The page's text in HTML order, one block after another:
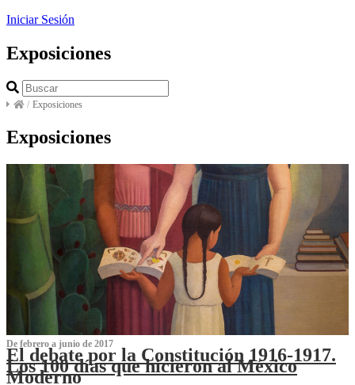
Iniciar Sesión
Exposiciones
/ Exposiciones
Exposiciones
De febrero a junio de 2017
El debate por la Constitución 1916-1917.
Los 100 días que hicieron al México
Moderno